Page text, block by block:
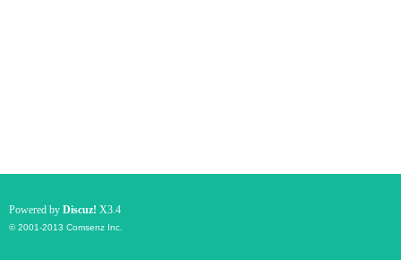
Powered by Discuz! X3.4
© 2001-2013 Comsenz Inc.